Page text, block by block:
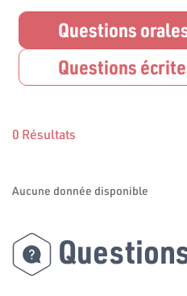
Questions
Questions
0 Résultats
Aucune donnée disponible